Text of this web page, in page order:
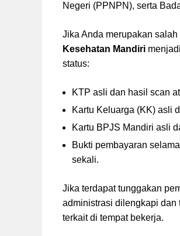
Negeri (PPNPN), serta
Jika Anda merupakan
Kesehatan Mandiri
status:
KTP asli dan hasil scan
Kartu Keluarga (KK) asli
Kartu BPJS Mandiri asli
Bukti pembayaran
sekali.
Jika terdapat tunggakan
administrasi dilengkapi dan
terkait di tempat bekerja.